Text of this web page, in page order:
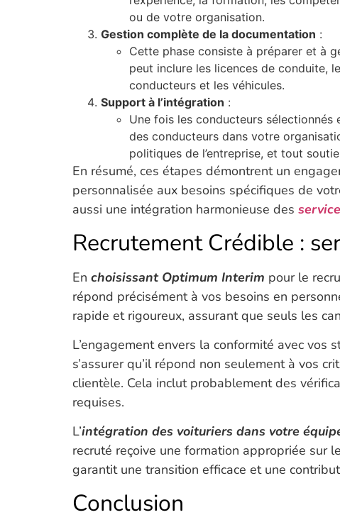
ou de votre organisation.
Gestion complète de la documentation :
Cette phase consiste à préparer et à
peut inclure les licences de conduite,
conducteurs et les véhicules.
Support à l’intégration :
Une fois les conducteurs
des conducteurs dans votre
politiques de l’entreprise, et tout
En résumé, ces étapes démontrent un
personnalisée aux besoins spécifiques de
aussi une intégration harmonieuse des
Recrutement Crédible :
En choisissant Optimum Interim pour le
répond précisément à vos besoins en
rapide et rigoureux, assurant que seuls les
L’engagement envers la conformité avec
s’assurer qu’il répond non seulement à vos
clientèle. Cela inclut probablement des
requises.
L’intégration des voituriers dans votre
recruté reçoive une formation appropriée sur
garantit une transition efficace et une
Conclusion